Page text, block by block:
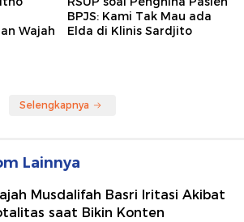
Wajah
BPJS: Kami Tak Mau ada
Elda di Klinis Sardjito
Selengkapnya
Lainnya
Musdalifah Basri Iritasi Akibat
saat Bikin Konten